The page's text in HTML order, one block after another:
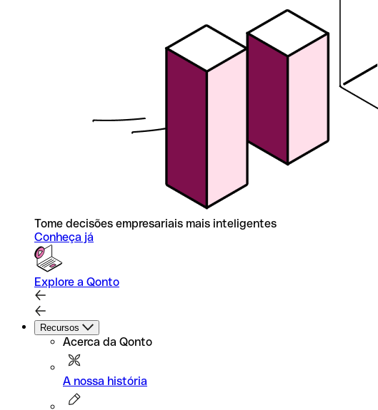
Tome decisões empresariais mais inteligentes
Conheça já
Explore a Qonto
Recursos
Acerca da Qonto
A nossa história